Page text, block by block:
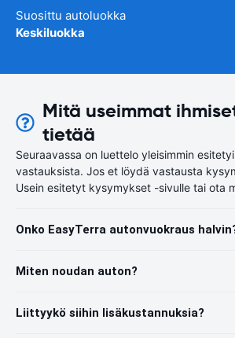
Suosittu autoluokka
Keskiluokka
Mitä useimmat
tietää
Seuraavassa on luettelo yleisimmin
vastauksista. Jos et löydä vastausta
Usein esitetyt kysymykset -sivulle tai ota
Onko EasyTerra autonvuokraus
Miten noudan auton?
Liittyykö siihin lisäkustannuksia?